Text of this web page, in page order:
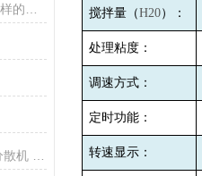
搅拌量（H20）：
处理粘度：
调速方式：
定时功能：
转速显示：